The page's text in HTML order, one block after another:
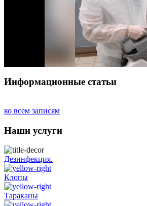
Информационные статьи
ко всем записям
Наши услуги
Дезинфекция.
Клопы
Тараканы